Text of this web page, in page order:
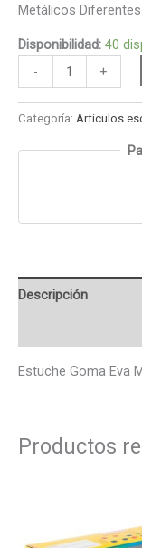
Metálicos Diferentes
Disponibilidad: 40
-
+
Categoría: Articulos
Descripción
Estuche Goma Eva
Productos